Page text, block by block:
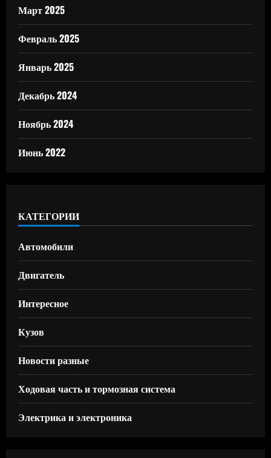
Март 2025
Февраль 2025
Январь 2025
Декабрь 2024
Ноябрь 2024
Июнь 2022
КАТЕГОРИИ
Автомобили
Двигатель
Интересное
Кузов
Новости разные
Ходовая часть и тормозная система
Электрика и электроника